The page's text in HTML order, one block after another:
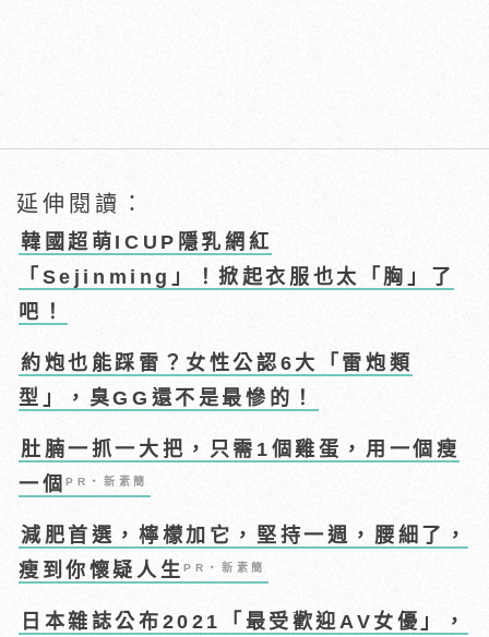
延伸閱讀：
韓國超萌ICUP隱乳網紅
「Sejinming」！掀起衣服也太「胸」了
吧！
約炮也能踩雷？女性公認6大「雷炮類
型」，臭GG還不是最慘的！
肚腩一抓一大把，只需1個雞蛋，用一個瘦
一個PR・新素簡
減肥首選，檸檬加它，堅持一週，腰細了，
瘦到你懷疑人生PR・新素簡
日本雜誌公布2021「最受歡迎AV女優」，